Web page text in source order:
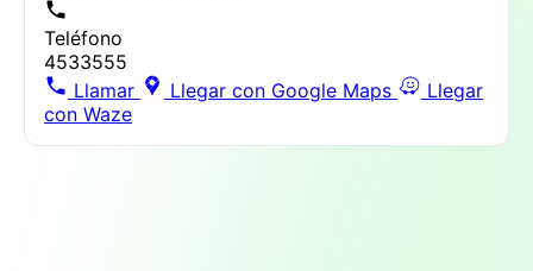
Teléfono
4533555
Llamar
Llegar con Google Maps
Llegar
con Waze